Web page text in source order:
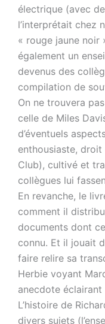
électrique (avec
l’interprétait chez
« rouge jaune noir
également un
devenus des
compilation de
On ne trouvera
celle de Miles
d’éventuels
enthousiaste, droit
Club), cultivé et
collègues lui
En revanche, le
comment il
documents dont
connu. Et il jouait
faire relire sa
Herbie voyant
anecdote éclairant
L’histoire de
divers sujets